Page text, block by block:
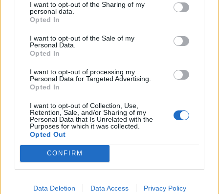
I want to opt-out of the Sharing of my
personal data.
Opted In
I want to opt-out of the Sale of my
Personal Data.
Opted In
I want to opt-out of processing my
Personal Data for Targeted Advertising.
Opted In
I want to opt-out of Collection, Use,
Retention, Sale, and/or Sharing of my
Personal Data that Is Unrelated with the
Purposes for which it was collected.
Opted Out
CONFIRM
Data Deletion Data Access Privacy Policy
racionalizálni, ugyanakkor a saját magunk által
képviselt munkaerőpiaci értékkel is tisztában lenni.
A legfontosabb, hogy a munkavállalónak
reális önképe, önértékelése legyen. Ne csak
az erősségeivel legyen tisztában, hanem a
hiányosságaival is.
Jusson mindkét oldalon kellő idő a pozitívumok,
erősségek kihangsúlyozására, kevesebb a
kritizálásra, panaszkodásra. Legyen a
munkavállalónak ambíciója, célkitűzései, mondja el,
hogyan tervezi elérni ezeket, nevezzen meg